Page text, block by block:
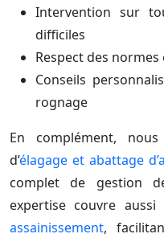
Intervention sur
difficiles
Respect des
Conseils
rognage
En complément,
d’élagage et abattage
complet de gestion
expertise couvre aussi
assainissement,